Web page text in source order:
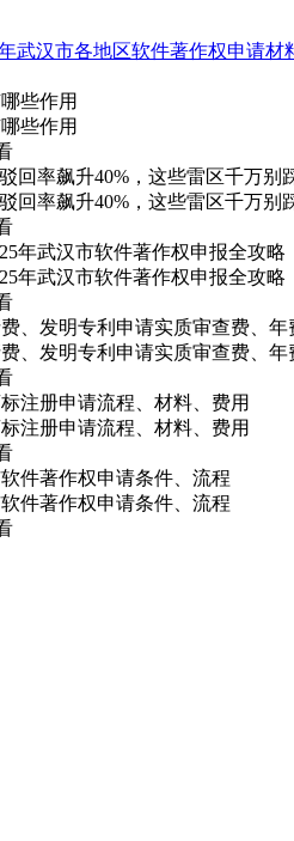
武汉市各地区软件著作权申请材
些作用
些作用
回率飙升40%，这些雷区千万别
回率飙升40%，这些雷区千万别
年武汉市软件著作权申报全攻略
年武汉市软件著作权申报全攻略
、发明专利申请实质审查费、
、发明专利申请实质审查费、
注册申请流程、材料、费用
注册申请流程、材料、费用
件著作权申请条件、流程
件著作权申请条件、流程